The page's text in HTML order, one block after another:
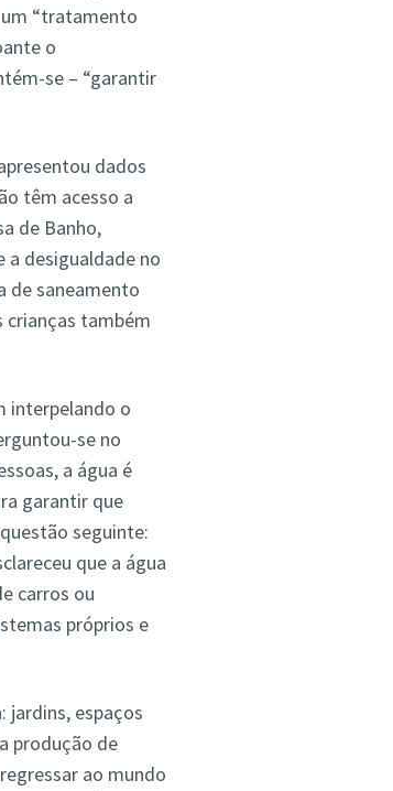
um “tratamento
o
se – “garantir
dados
têm acesso a
de Banho,
a desigualdade no
de saneamento
crianças também
interpelando o
se no
a água é
garantir que
seguinte:
que a água
carros ou
próprios e
jardins, espaços
produção de
ao mundo